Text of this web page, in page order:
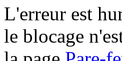
L'erreur est
le blocage